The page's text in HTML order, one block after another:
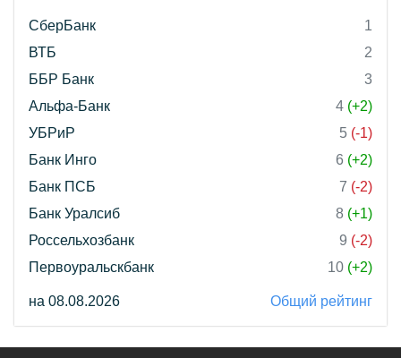
СберБанк
1
ВТБ
2
ББР Банк
3
Альфа-Банк
4 (+2)
УБРиР
5 (-1)
Банк Инго
6 (+2)
Банк ПСБ
7 (-2)
Банк Уралсиб
8 (+1)
Россельхозбанк
9 (-2)
Первоуральскбанк
10 (+2)
на 08.08.2026 Общий рейтинг